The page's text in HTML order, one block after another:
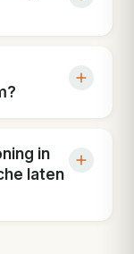
in
laten